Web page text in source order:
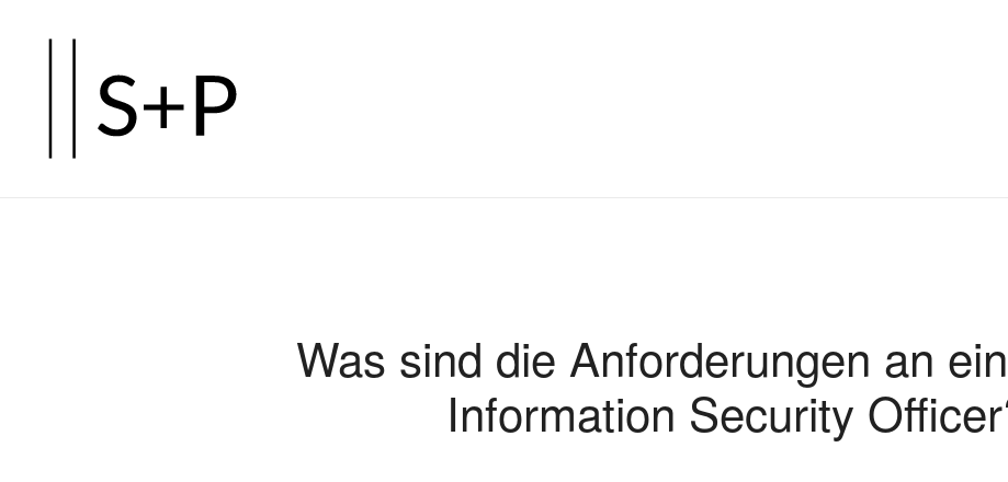
Hauptinhalt
springen
Was sind die Anforderungen an
Information Security